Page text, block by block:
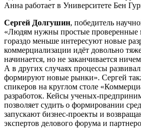
Анна работает в Университете Бен
Сергей Долгушин, победитель
«Людям нужны простые проверенные
гораздо меньше интересуют новые
коммерциализации идёт довольно
начинается, но не заканчивается
А в других случаях процессы
формируют новые рынки». Сергей
спикеров на круглом столе
разработок. Кейсы ученых-
позволяет судить о формировании
запускают бизнес-проекты и
экспертов делового форума и